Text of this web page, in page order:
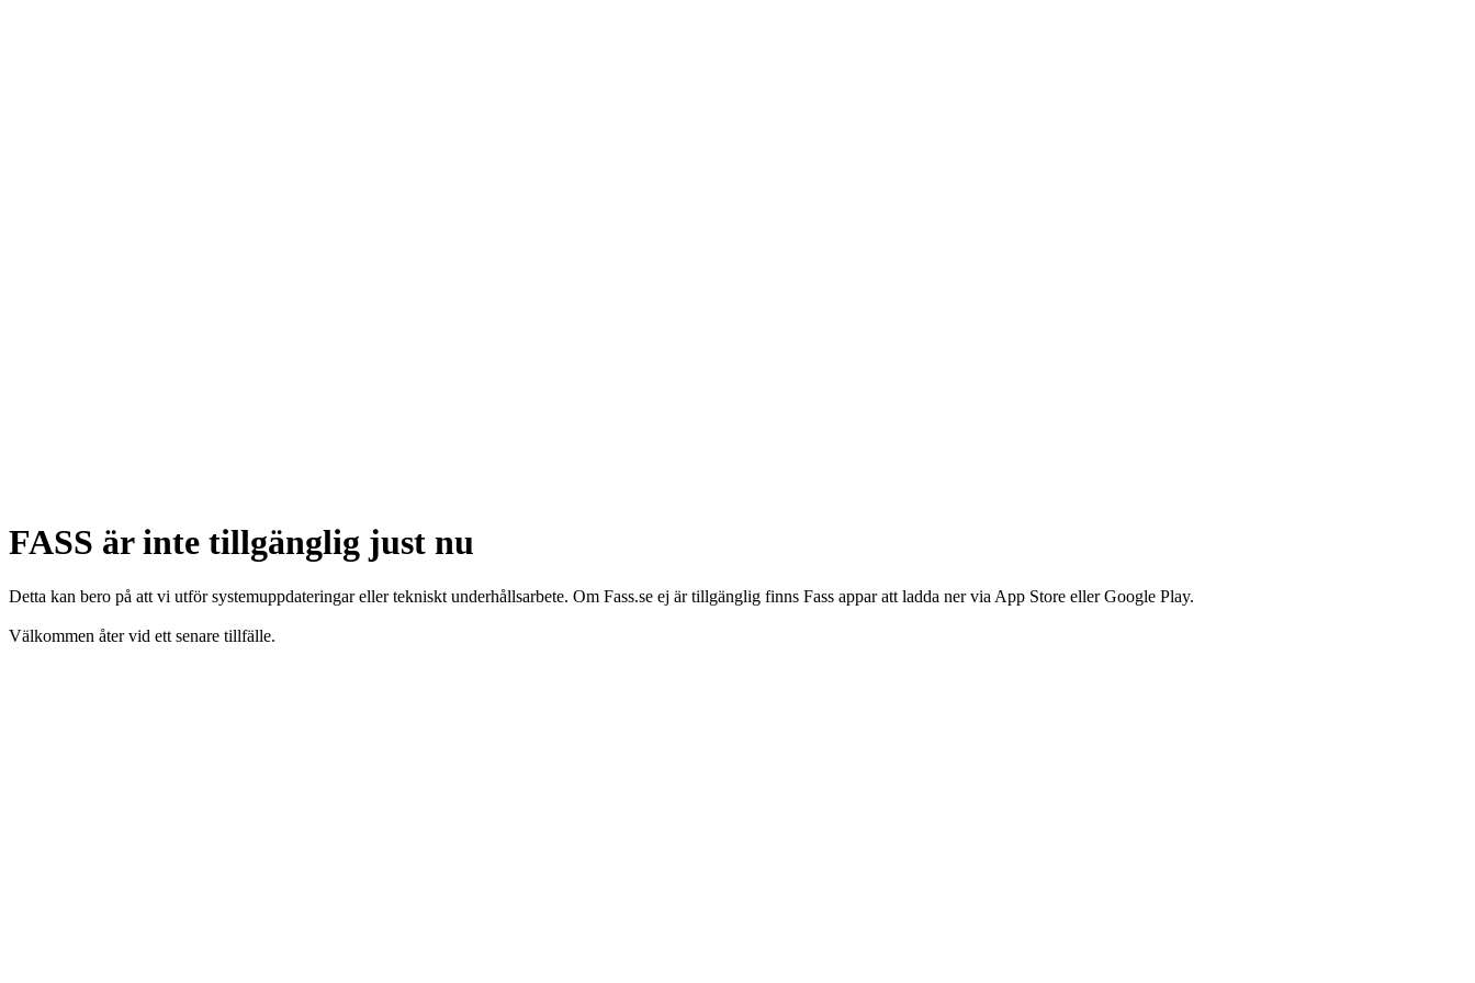
FASS är inte tillgänglig just nu
Detta kan bero på att vi utför systemuppdateringar eller tekniskt underhållsarbete. Om Fass.se ej är tillgänglig finns Fass appar att ladda ner via App Store eller Google Play.
Välkommen åter vid ett senare tillfälle.